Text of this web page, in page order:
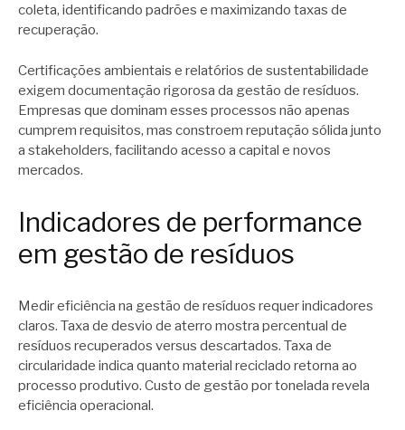
coleta, identificando padrões e maximizando taxas de
recuperação.
Certificações ambientais e relatórios de sustentabilidade
exigem documentação rigorosa da gestão de resíduos.
Empresas que dominam esses processos não apenas
cumprem requisitos, mas constroem reputação sólida junto
a stakeholders, facilitando acesso a capital e novos
mercados.
Indicadores de performance
em gestão de resíduos
Medir eficiência na gestão de resíduos requer indicadores
claros. Taxa de desvio de aterro mostra percentual de
resíduos recuperados versus descartados. Taxa de
circularidade indica quanto material reciclado retorna ao
processo produtivo. Custo de gestão por tonelada revela
eficiência operacional.